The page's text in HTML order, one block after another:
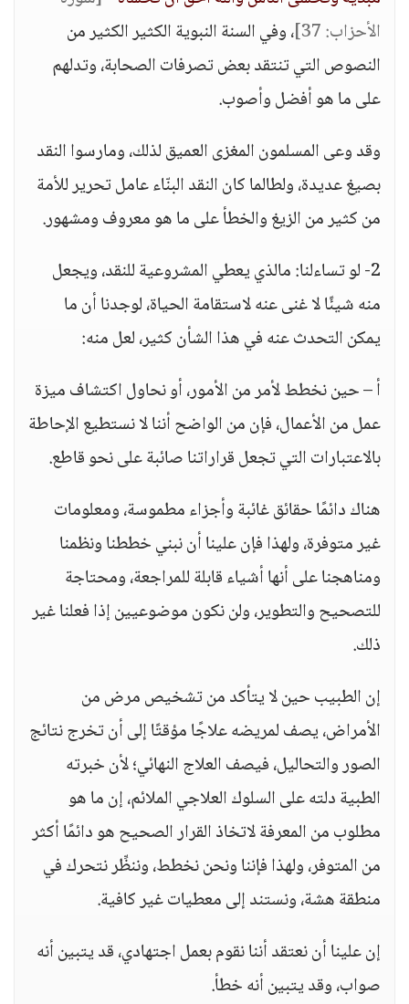
الأحزاب: 37]
، وفي السنة النبوية الكثير الكثير من
النصوص التي تنتقد بعض تصرفات الصحابة، وتدلهم
على ما هو أفضل وأصوب.
وقد وعى المسلمون المغزى العميق لذلك، ومارسوا النقد
بصيغ عديدة، ولطالما كان النقد البنّاء عامل تحرير للأمة
من كثير من الزيغ والخطأ على ما هو معروف ومشهور.
2- لو تساءلنا: مالذي يعطي المشروعية للنقد، ويجعل
منه شيئًا لا غنى عنه لاستقامة الحياة، لوجدنا أن ما
يمكن التحدث عنه في هذا الشأن كثير، لعل منه:
أ – حين نخطط لأمر من الأمور، أو نحاول اكتشاف ميزة
عمل من الأعمال، فإن من الواضح أننا لا نستطيع الإحاطة
بالاعتبارات التي تجعل قراراتنا صائبة على نحو قاطع.
هناك دائمًا حقائق غائبة وأجزاء مطموسة، ومعلومات
غير متوفرة، ولهذا فإن علينا أن نبني خططنا ونظمنا
ومناهجنا على أنها أشياء قابلة للمراجعة، ومحتاجة
للتصحيح والتطوير، ولن نكون موضوعيين إذا فعلنا غير
ذلك.
إن الطبيب حين لا يتأكد من تشخيص مرض من
الأمراض، يصف لمريضه علاجًا مؤقتًا إلى أن تخرج نتائج
الصور والتحاليل، فيصف العلاج النهائي؛ لأن خبرته
الطبية دلته على السلوك العلاجي الملائم، إن ما هو
مطلوب من المعرفة لاتخاذ القرار الصحيح هو دائمًا أكثر
من المتوفر، ولهذا فإننا ونحن نخطط، وننظِّر نتحرك في
منطقة هشة، ونستند إلى معطيات غير كافية.
إن علينا أن نعتقد أننا نقوم بعمل اجتهادي، قد يتبين أنه
صواب، وقد يتبين أنه خطأ.